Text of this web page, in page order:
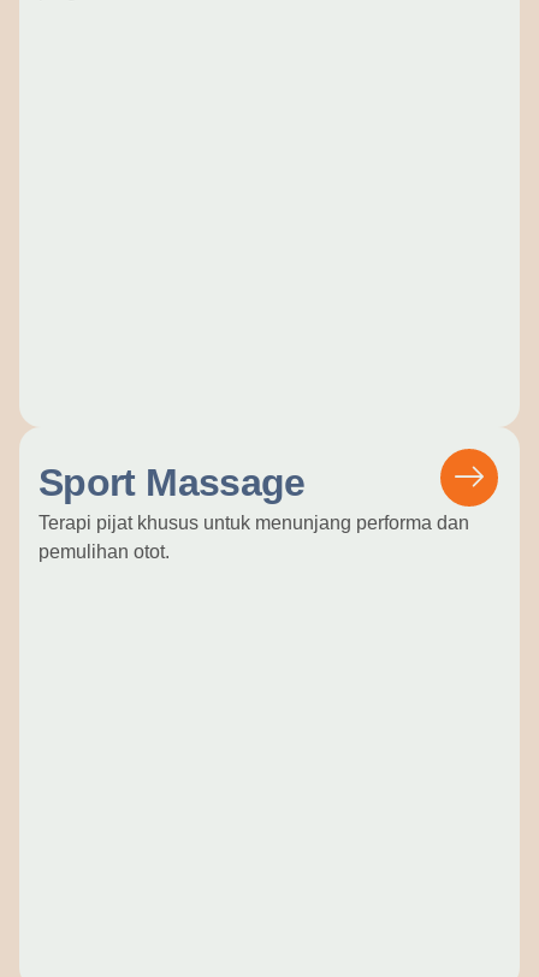
Sport Massage
Terapi pijat khusus untuk menunjang performa dan
pemulihan otot.